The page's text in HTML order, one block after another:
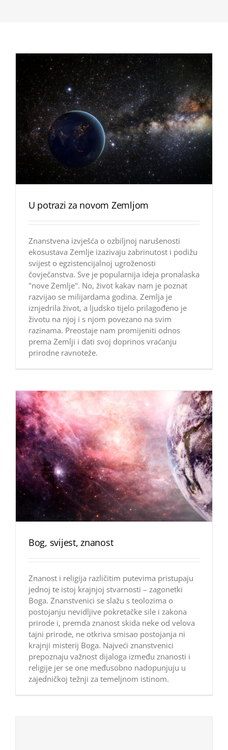
U potrazi za novom Zemljom
Znanstvena izvješća o ozbiljnoj narušenosti
ekosustava Zemlje izazivaju zabrinutost i podižu
svijest o egzistencijalnoj ugroženosti
čovječanstva. Sve je popularnija ideja pronalaska
"nove Zemlje". No, život kakav nam je poznat
razvijao se milijardama godina. Zemlja je
iznjedrila život, a ljudsko tijelo prilagođeno je
životu na njoj i s njom povezano na svim
razinama. Preostaje nam promijeniti odnos
prema Zemlji i dati svoj doprinos vraćanju
prirodne ravnoteže.
Bog, svijest, znanost
Znanost i religija različitim putevima pristupaju
jednoj te istoj krajnjoj stvarnosti – zagonetki
Boga. Znanstvenici se slažu s teolozima o
postojanju nevidljive pokretačke sile i zakona
prirode i, premda znanost skida neke od velova
tajni prirode, ne otkriva smisao postojanja ni
krajnji misterij Boga. Najveći znanstvenici
prepoznaju važnost dijaloga između znanosti i
religije jer se one međusobno nadopunjuju u
zajedničkoj težnji za temeljnom istinom.